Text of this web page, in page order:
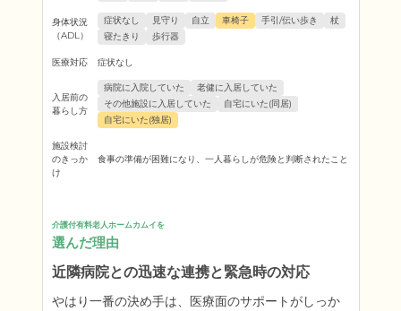
身体状況
（ADL）
症状なし 見守り 自立 車椅子 手引/伝い歩き
杖
寝たきり
歩行器
医療対応 症状なし
入居前の
暮らし方
病院に入院していた
老健に入居していた
その他施設に入居していた
自宅にいた(同居)
自宅にいた(独居)
施設検討
のきっか
け
食事の準備が困難になり、一人暮らしが危険と判断されたこと
介護付有料老人ホームカムイを
選んだ理由
近隣病院との迅速な連携と緊急時の対応
やはり一番の決め手は、医療面のサポートがしっか